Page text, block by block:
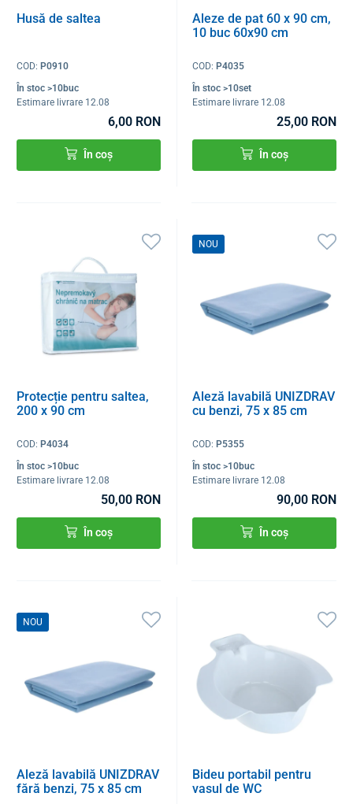
Husă de saltea
COD: P0910
În stoc >10buc
Estimare livrare 12.08
6,00 RON
În coș
Aleze de pat 60 x 90 cm,
10 buc 60x90 cm
COD:P4035
În stoc >10set
Estimare livrare 12.08
25,00 RON
În coș
Protecție pentru saltea,
200 x 90 cm
COD: P4034
În stoc >10buc
Estimare livrare 12.08
50,00 RON
În coș
NOU
Aleză lavabilă UNIZDRAV
cu benzi, 75 x 85 cm
COD:P5355
În stoc >10buc
Estimare livrare 12.08
90,00 RON
În coș
NOU
Aleză lavabilă UNIZDRAV
fără benzi, 75 x 85 cm
Bideu portabil pentru
vasul de WC